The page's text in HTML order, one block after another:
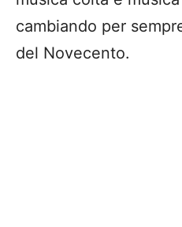
cambiando per
del Novecento.